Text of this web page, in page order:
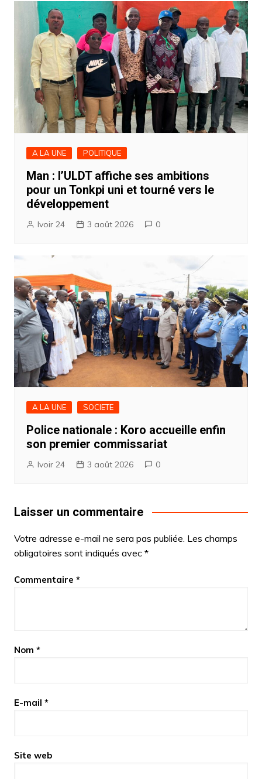
A LA UNE POLITIQUE
Man : l’ULDT affiche ses ambitions
pour un Tonkpi uni et tourné vers le
développement
Ivoir 24 3 août 2026 0
A LA UNE SOCIETE
Police nationale : Koro accueille enfin
son premier commissariat
Ivoir 24 3 août 2026 0
Laisser un commentaire
Votre adresse e-mail ne sera pas publiée. Les champs
obligatoires sont indiqués avec *
Commentaire *
Nom *
E-mail *
Site web